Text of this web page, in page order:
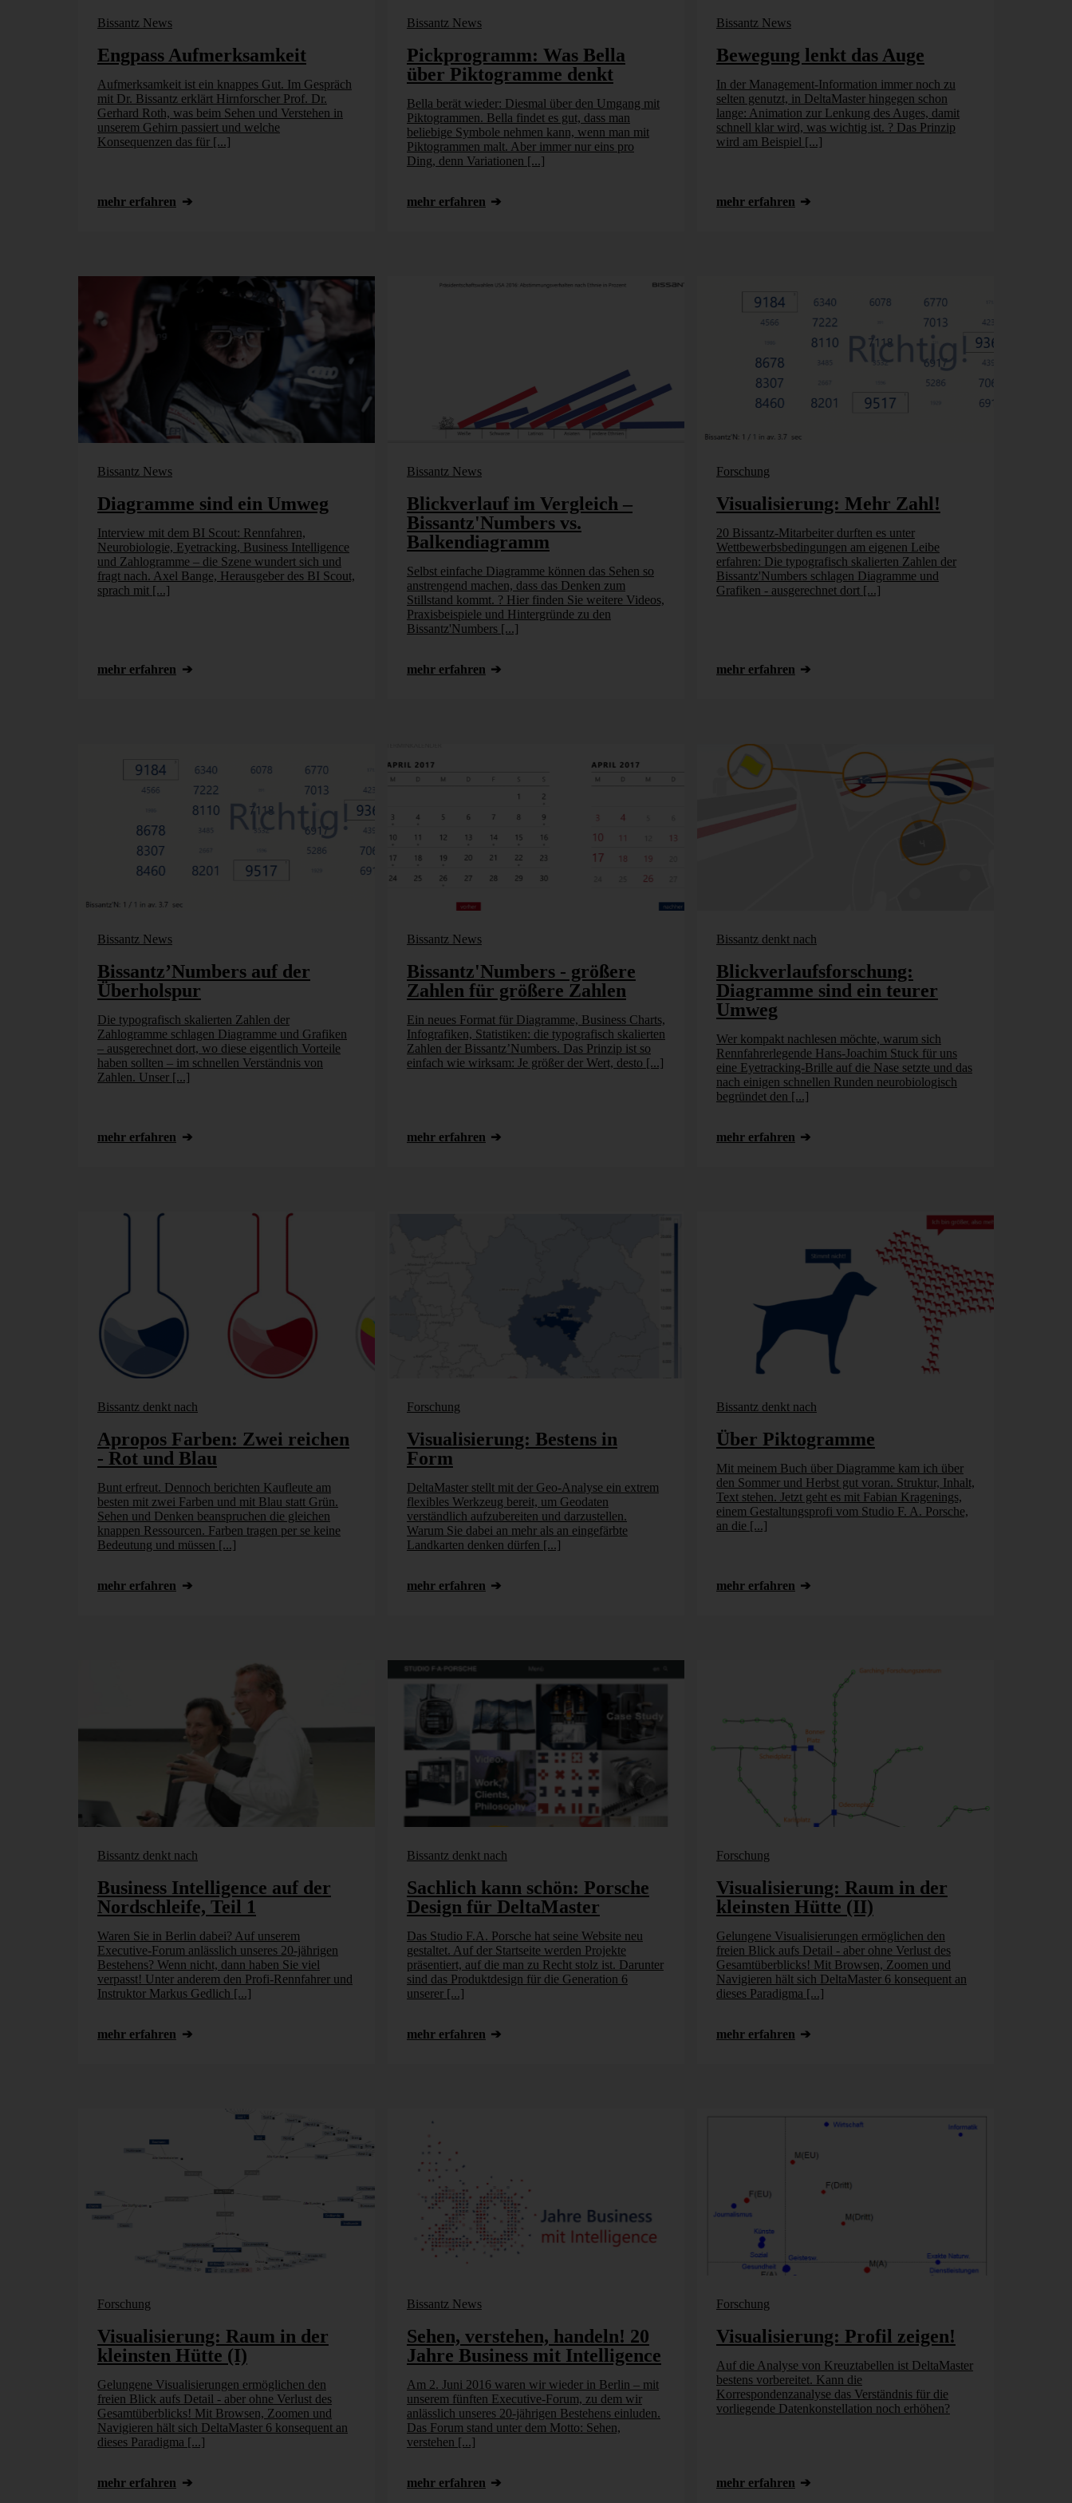
Bissantz News
Engpass Aufmerksamkeit
Aufmerksamkeit ist ein knappes Gut. Im Gespräch
mit Dr. Bissantz erklärt Hirnforscher Prof. Dr.
Gerhard Roth, was beim Sehen und Verstehen in
unserem Gehirn passiert und welche
Konsequenzen das für [...]
mehr erfahren
Bissantz News
Pickprogramm: Was Bella
über Piktogramme denkt
Bella berät wieder: Diesmal über den Umgang mit
Piktogrammen. Bella findet es gut, dass man
beliebige Symbole nehmen kann, wenn man mit
Piktogrammen malt. Aber immer nur eins pro
Ding, denn Variationen [...]
mehr erfahren
Bissantz News
Bewegung lenkt das Auge
In der Management-Information immer noch zu
selten genutzt, in DeltaMaster hingegen schon
lange: Animation zur Lenkung des Auges, damit
schnell klar wird, was wichtig ist. ? Das Prinzip
wird am Beispiel [...]
mehr erfahren
Bissantz News
Diagramme sind ein Umweg
Interview mit dem BI Scout: Rennfahren,
Neurobiologie, Eyetracking, Business Intelligence
und Zahlogramme – die Szene wundert sich und
fragt nach. Axel Bange, Herausgeber des BI Scout,
sprach mit [...]
mehr erfahren
Bissantz News
Blickverlauf im Vergleich –
Bissantz'Numbers vs.
Balkendiagramm
Selbst einfache Diagramme können das Sehen so
anstrengend machen, dass das Denken zum
Stillstand kommt. ? Hier finden Sie weitere Videos,
Praxisbeispiele und Hintergründe zu den
Bissantz'Numbers [...]
mehr erfahren
Forschung
Visualisierung: Mehr Zahl!
20 Bissantz-Mitarbeiter durften es unter
Wettbewerbsbedingungen am eigenen Leibe
erfahren: Die typografisch skalierten Zahlen der
Bissantz'Numbers schlagen Diagramme und
Grafiken - ausgerechnet dort [...]
mehr erfahren
Bissantz News
Bissantz’Numbers auf der
Überholspur
Die typografisch skalierten Zahlen der
Zahlogramme schlagen Diagramme und Grafiken
– ausgerechnet dort, wo diese eigentlich Vorteile
haben sollten – im schnellen Verständnis von
Zahlen. Unser [...]
mehr erfahren
Bissantz News
Bissantz'Numbers - größere
Zahlen für größere Zahlen
Ein neues Format für Diagramme, Business Charts,
Infografiken, Statistiken: die typografisch skalierten
Zahlen der Bissantz’Numbers. Das Prinzip ist so
einfach wie wirksam: Je größer der Wert, desto [...]
mehr erfahren
Bissantz denkt nach
Blickverlaufsforschung:
Diagramme sind ein teurer
Umweg
Wer kompakt nachlesen möchte, warum sich
Rennfahrerlegende Hans-Joachim Stuck für uns
eine Eyetracking-Brille auf die Nase setzte und das
nach einigen schnellen Runden neurobiologisch
begründet den [...]
mehr erfahren
Bissantz denkt nach
Apropos Farben: Zwei reichen
- Rot und Blau
Bunt erfreut. Dennoch berichten Kaufleute am
besten mit zwei Farben und mit Blau statt Grün.
Sehen und Denken beanspruchen die gleichen
knappen Ressourcen. Farben tragen per se keine
Bedeutung und müssen [...]
mehr erfahren
Forschung
Visualisierung: Bestens in
Form
DeltaMaster stellt mit der Geo-Analyse ein extrem
flexibles Werkzeug bereit, um Geodaten
verständlich aufzubereiten und darzustellen.
Warum Sie dabei an mehr als an eingefärbte
Landkarten denken dürfen [...]
mehr erfahren
Bissantz denkt nach
Über Piktogramme
Mit meinem Buch über Diagramme kam ich über
den Sommer und Herbst gut voran. Struktur, Inhalt,
Text stehen. Jetzt geht es mit Fabian Kragenings,
einem Gestaltungsprofi vom Studio F. A. Porsche,
an die [...]
mehr erfahren
Bissantz denkt nach
Business Intelligence auf der
Nordschleife, Teil 1
Waren Sie in Berlin dabei? Auf unserem
Executive-Forum anlässlich unseres 20-jährigen
Bestehens? Wenn nicht, dann haben Sie viel
verpasst! Unter anderem den Profi-Rennfahrer und
Instruktor Markus Gedlich [...]
mehr erfahren
Bissantz denkt nach
Sachlich kann schön: Porsche
Design für DeltaMaster
Das Studio F.A. Porsche hat seine Website neu
gestaltet. Auf der Startseite werden Projekte
präsentiert, auf die man zu Recht stolz ist. Darunter
sind das Produktdesign für die Generation 6
unserer [...]
mehr erfahren
Forschung
Visualisierung: Raum in der
kleinsten Hütte (II)
Gelungene Visualisierungen ermöglichen den
freien Blick aufs Detail - aber ohne Verlust des
Gesamtüberblicks! Mit Browsen, Zoomen und
Navigieren hält sich DeltaMaster 6 konsequent an
dieses Paradigma [...]
mehr erfahren
Forschung
Visualisierung: Raum in der
kleinsten Hütte (I)
Gelungene Visualisierungen ermöglichen den
freien Blick aufs Detail - aber ohne Verlust des
Gesamtüberblicks! Mit Browsen, Zoomen und
Navigieren hält sich DeltaMaster 6 konsequent an
dieses Paradigma [...]
mehr erfahren
Bissantz News
Sehen, verstehen, handeln! 20
Jahre Business mit Intelligence
Am 2. Juni 2016 waren wir wieder in Berlin – mit
unserem fünften Executive-Forum, zu dem wir
anlässlich unseres 20-jährigen Bestehens einluden.
Das Forum stand unter dem Motto: Sehen,
verstehen [...]
mehr erfahren
Forschung
Visualisierung: Profil zeigen!
Auf die Analyse von Kreuztabellen ist DeltaMaster
bestens vorbereitet. Kann die
Korrespondenzanalyse das Verständnis für die
vorliegende Datenkonstellation noch erhöhen?
mehr erfahren